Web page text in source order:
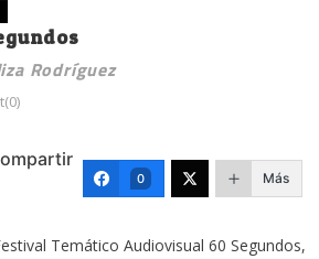
Rodríguez
0 Más
Temático Audiovisual 60 Segundos,